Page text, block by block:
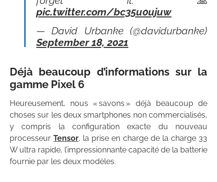
pic.twitter.com/bc35u0ujuw
— David Urbanke (@davidurbanke)
September 18, 2021
Déjà beaucoup d’informations sur la
gamme Pixel 6
Heureusement, nous « savons » déjà beaucoup de
choses sur les deux smartphones non commercialisés,
y compris la configuration exacte du nouveau
processeurTensor, la prise en charge de la charge 33
W ultra rapide, l’impressionnante capacité de la batterie
fournie par les deux modèles.